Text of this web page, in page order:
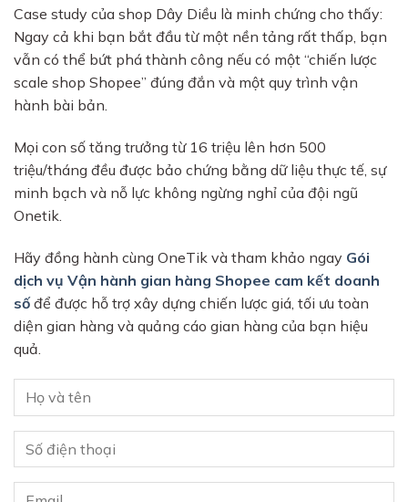
Case study của shop Dây Diều là minh chứng cho thấy:
Ngay cả khi bạn bắt đầu từ một nền tảng rất thấp, bạn
vẫn có thể bứt phá thành công nếu có một “chiến lược
scale shop Shopee” đúng đắn và một quy trình vận
hành bài bản.
Mọi con số tăng trưởng từ 16 triệu lên hơn 500
triệu/tháng đều được bảo chứng bằng dữ liệu thực tế, sự
minh bạch và nỗ lực không ngừng nghỉ của đội ngũ
Onetik.
Hãy đồng hành cùng OneTik và tham khảo ngay Gói
dịch vụ Vận hành gian hàng Shopee cam kết doanh
sốđể được hỗ trợ xây dựng chiến lược giá, tối ưu toàn
diện gian hàng và quảng cáo gian hàng của bạn hiệu
quả.